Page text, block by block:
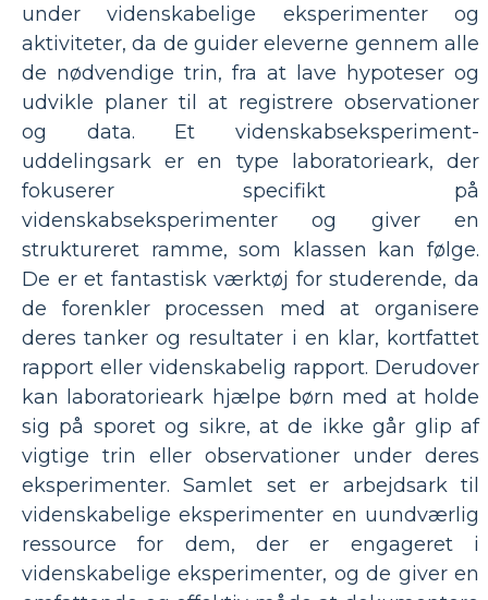
under videnskabelige eksperimenter og
aktiviteter, da de guider eleverne gennem alle
de nødvendige trin, fra at lave hypoteser og
udvikle planer til at registrere observationer
og data. Et videnskabseksperiment-
uddelingsark er en type laboratorieark, der
fokuserer specifikt på
videnskabseksperimenter og giver en
struktureret ramme, som klassen kan følge.
De er et fantastisk værktøj for studerende, da
de forenkler processen med at organisere
deres tanker og resultater i en klar, kortfattet
rapport eller videnskabelig rapport. Derudover
kan laboratorieark hjælpe børn med at holde
sig på sporet og sikre, at de ikke går glip af
vigtige trin eller observationer under deres
eksperimenter. Samlet set er arbejdsark til
videnskabelige eksperimenter en uundværlig
ressource for dem, der er engageret i
videnskabelige eksperimenter, og de giver en